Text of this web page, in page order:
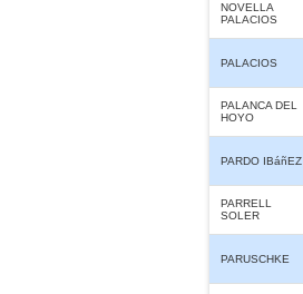
NOVELLA
PALACIOS
PALACIOS
PALANCA DEL
HOYO
PARDO IBáñEZ
PARRELL
SOLER
PARUSCHKE